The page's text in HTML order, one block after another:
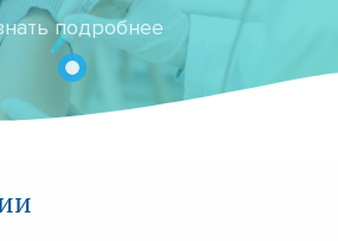
подробнее